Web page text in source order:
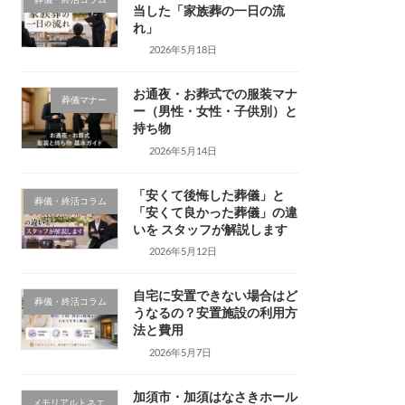
当した「家族葬の一日の流
れ」
2026年5月18日
葬儀マナー
お通夜・お葬式での服装マナ
ー（男性・女性・子供別）と
持ち物
2026年5月14日
葬儀・終活コラム
「安くて後悔した葬儀」と
「安くて良かった葬儀」の違
いを スタッフが解説します
2026年5月12日
葬儀・終活コラム
自宅に安置できない場合はど
うなるの？安置施設の利用方
法と費用
2026年5月7日
メモリアルトネエ 加須市・加須はなさきホール